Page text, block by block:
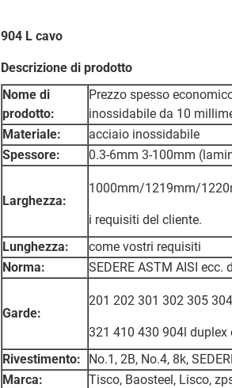
904 L cavo
Descrizione di prodotto
Nome di
prodotto:
Prezzo spesso
inossidabile da 10
Materiale:
acciaio inossidabile
Spessore:
0.3-6mm 3-100mm
Larghezza:
1000mm/1219mm/
i requisiti del cliente.
Lunghezza:
come vostri requisiti
Norma:
SEDERE ASTM AISI ecc.
Garde:
201 202 301 302 305
321 410 430 904l duplex
Rivestimento:
No.1, 2B, No.4, 8k,
Marca:
Tisco, Baosteel, Lisco,